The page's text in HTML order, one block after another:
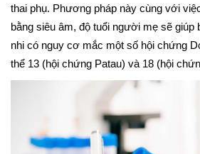
thai phụ. Phương pháp này cùng với
bằng siêu âm, độ tuổi người mẹ sẽ giúp
nhi có nguy cơ mắc một số hội chứng
thể 13 (hội chứng Patau) và 18 (hội